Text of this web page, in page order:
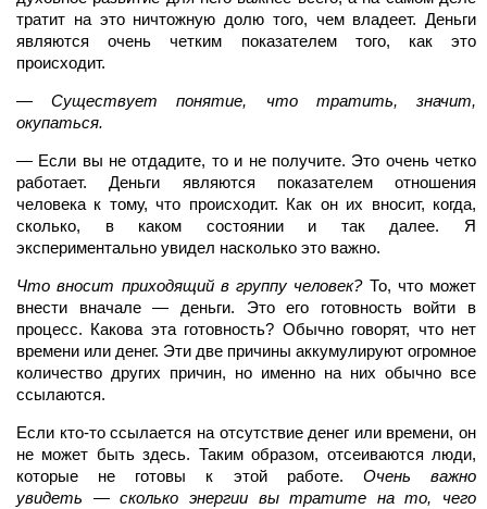
тратит на это ничтожную долю того, чем владеет. Деньги
являются очень четким показателем того, как это
происходит.
— Существует понятие, что тратить, значит,
окупаться.
— Если вы не отдадите, то и не получите. Это очень четко
работает. Деньги являются показателем отношения
человека к тому, что происходит. Как он их вносит, когда,
сколько, в каком состоянии и так далее. Я
экспериментально увидел насколько это важно.
Что вносит приходящий в группу человек?То, что может
внести вначале — деньги. Это его готовность войти в
процесс. Какова эта готовность? Обычно говорят, что нет
времени или денег. Эти две причины аккумулируют огромное
количество других причин, но именно на них обычно все
ссылаются.
Если кто-то ссылается на отсутствие денег или времени, он
не может быть здесь. Таким образом, отсеиваются люди,
которые не готовы к этой работе. Очень важно
увидеть — сколько энергии вы тратите на то, чего